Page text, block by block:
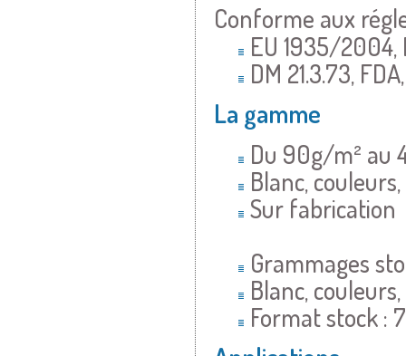
Conforme aux
EU 1935/
DM 21.3.73,
La gamme
Du 90g/m² au
Blanc,
Sur fabrication
Grammages
Blanc,
Format stock :